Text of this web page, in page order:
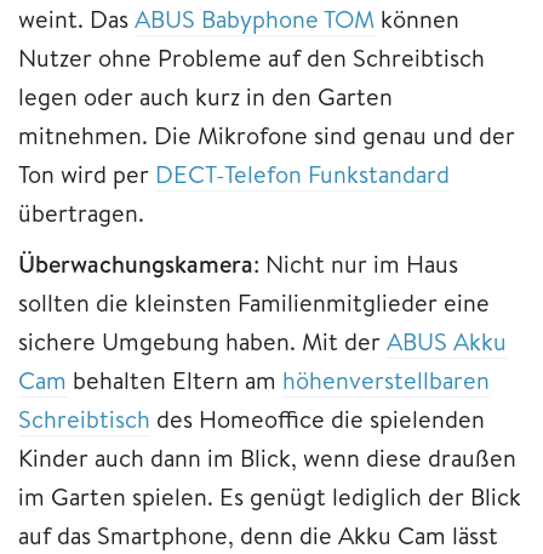
weint. DasABUS Babyphone TOM können
Nutzer ohne Probleme auf den Schreibtisch
legen oder auch kurz in den Garten
mitnehmen. Die Mikrofone sind genau und der
Ton wird per DECT-Telefon Funkstandard
übertragen.
Überwachungskamera: Nicht nur im Haus
sollten die kleinsten Familienmitglieder eine
sichere Umgebung haben. Mit derABUS Akku
Cam behalten Eltern am höhenverstellbaren
Schreibtisch des Homeoffice die spielenden
Kinder auch dann im Blick, wenn diese draußen
im Garten spielen. Es genügt lediglich der Blick
auf das Smartphone, denn die Akku Cam lässt